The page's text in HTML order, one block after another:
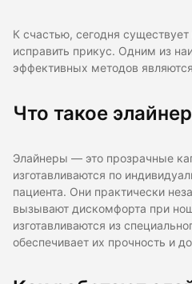
К счастью, сегодня
исправить прикус. Одним из
эффективных методов
Что такое
Элайнеры — это прозрачные
изготавливаются по
пациента. Они практически
вызывают дискомфорта при
изготавливаются из
обеспечивает их прочность и